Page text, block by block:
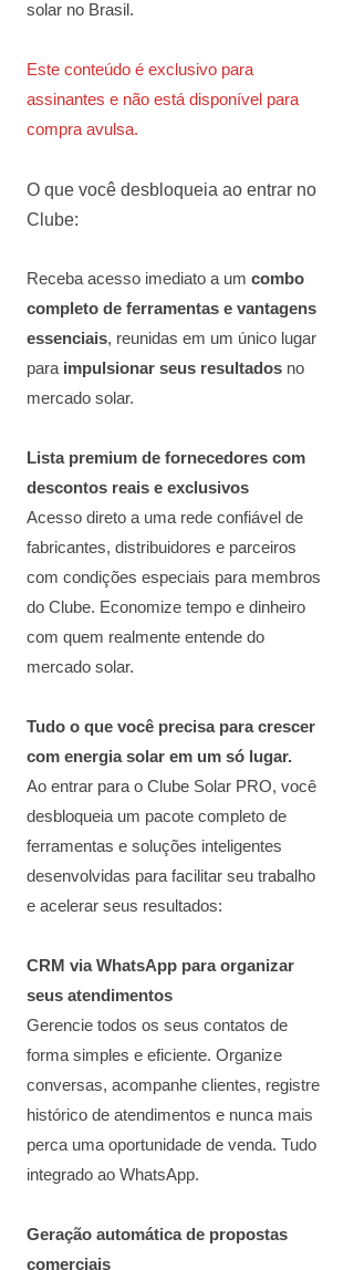
solar no Brasil.
Este conteúdo é exclusivo para
assinantes e não está disponível para
compra avulsa.
O que você desbloqueia ao entrar no
Clube:
Receba acesso imediato a um combo
completo de ferramentas e vantagens
essenciais, reunidas em um único lugar
para impulsionar seus resultados no
mercado solar.
Lista premium de fornecedores com
descontos reais e exclusivos
Acesso direto a uma rede confiável de
fabricantes, distribuidores e parceiros
com condições especiais para membros
do Clube. Economize tempo e dinheiro
com quem realmente entende do
mercado solar.
Tudo o que você precisa para crescer
com energia solar em um só lugar.
Ao entrar para o Clube Solar PRO, você
desbloqueia um pacote completo de
ferramentas e soluções inteligentes
desenvolvidas para facilitar seu trabalho
e acelerar seus resultados:
CRM via WhatsApp para organizar
seus atendimentos
Gerencie todos os seus contatos de
forma simples e eficiente. Organize
conversas, acompanhe clientes, registre
histórico de atendimentos e nunca mais
perca uma oportunidade de venda. Tudo
integrado ao WhatsApp.
Geração automática de propostas
comerciais